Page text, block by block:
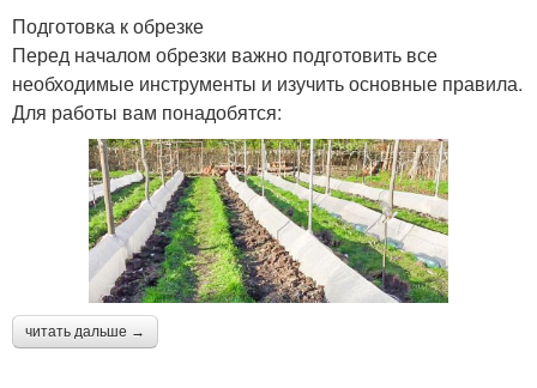
Подготовка к обрезке
Перед началом обрезки важно подготовить все
необходимые инструменты и изучить основные правила.
Для работы вам понадобятся:
читать дальше →